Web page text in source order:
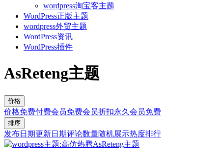
wordpress淘宝客主题
WordPress正版主题
wordpress外贸主题
WordPress资讯
WordPress插件
AsReteng主题
价格
价格免费付费会员免费会员折扣永久会员免费
排序
发布日期更新日期评论数量随机展示热度排行